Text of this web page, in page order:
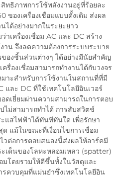
ทธิภาพการใช้พลังงานอยู่ที่ร้อยละ
ของเครื่องเชื่อมแบบดั้งเดิม ส่งผล
ได้อย่างมากในระยะยาว
เครื่องเชื่อม AC และ DC สร้าง
าน จึงลดความต้องการระบบระบาย
องชิ้นส่วนต่างๆ ได้อย่างมีนัยสำคัญ
รื่องเชื่อมสามารถทำงานได้กับวงจร
าะสำหรับการใช้งานในสถานที่ที่มี
และ DC ที่ใช้เทคโนโลยีอินเวอร์
ดเยี่ยมผ่านความสามารถในการตอบ
ไม่สามารถทำได้ การสับสวิตช์
แสไฟฟ้าได้ทันทีทันใด เพื่อรักษา
แม้ในขณะที่เงื่อนไขการเชื่อม
วต่อการตอบสนองนี้ส่งผลให้อาร์คมี
เด็นของโลหะหลอมเหลว (spatter)
โดยรวมให้ดีขึ้นทั้งในวัสดุและ
ควบคุมที่แม่นยำซึ่งเทคโนโลยีอิน